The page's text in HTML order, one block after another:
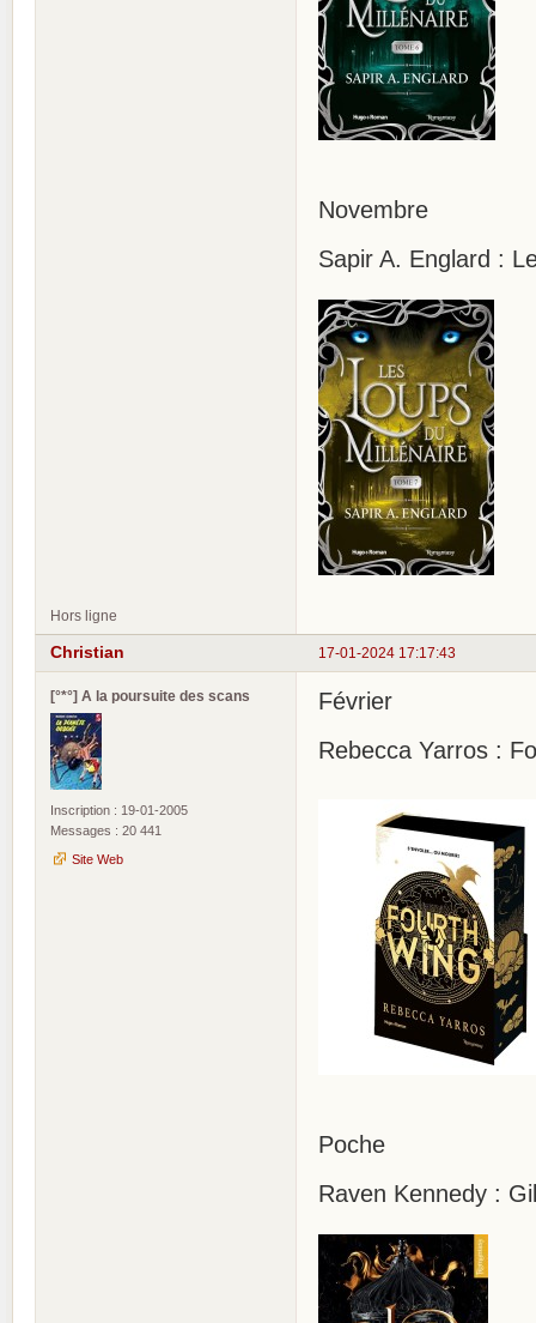
Novembre
Sapir A. Englard :
Hors ligne
17-01-2024 17:17:43
Christian
[°*°] A la poursuite des scans
Inscription : 19-01-2005
Messages : 20 441
Site Web
Février
Rebecca Yarros :
Poche
Raven Kennedy :